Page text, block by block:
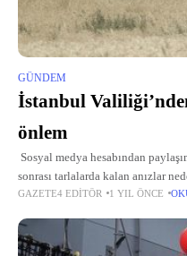
GÜNDEM
İstanbul
önlem
Sosyal medya hesabından
sonrası tarlalarda kalan anızlar
arazilere ve özellikle ormanlık
GAZETE4 EDITÖR 1 YIL ÖNCE